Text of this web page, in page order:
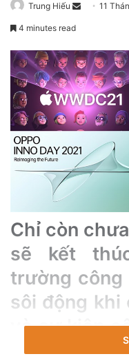
Trung Hiếu
d
a
n
e
m
i
l
11
4 minutes read
Chỉ còn
sẽ kết
trường công
sôi động khi
và sự kiện
công